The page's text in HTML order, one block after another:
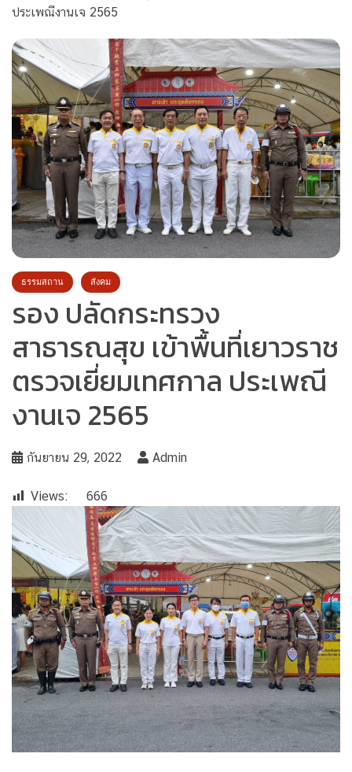
ประเพณีงานเจ 2565
ธรรมสถาน สังคม
รอง ปลัดกระทรวง
สาธารณสุข เข้าพื้นที่เยาวราช
ตรวจเยี่ยมเทศกาล ประเพณี
งานเจ 2565
กันยายน 29, 2022 Admin
Views: 666